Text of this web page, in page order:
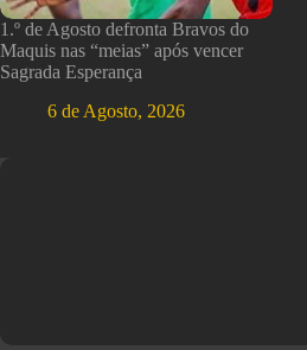
1.º de Agosto defronta Bravos do
Maquis nas “meias” após vencer
Sagrada Esperança
6 de Agosto, 2026